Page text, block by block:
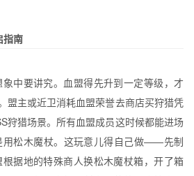
指南
中要讲究。血盟得先升到一定等级，才
盟主或近卫消耗血盟荣誉去商店买狩猎凭
狩猎场景。所有血盟成员这时候都能进场
用松木魔杖。这玩意儿得自己做——先制
据地的特殊商人换松木魔杖箱，开了箱